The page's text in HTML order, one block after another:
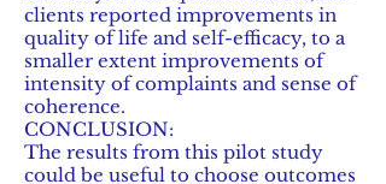
clients reported improvements in
quality of life and self-efficacy, to a
smaller extent improvements of
intensity of complaints and sense of
coherence.
CONCLUSION:
The results from this pilot study
could be useful to choose outcomes